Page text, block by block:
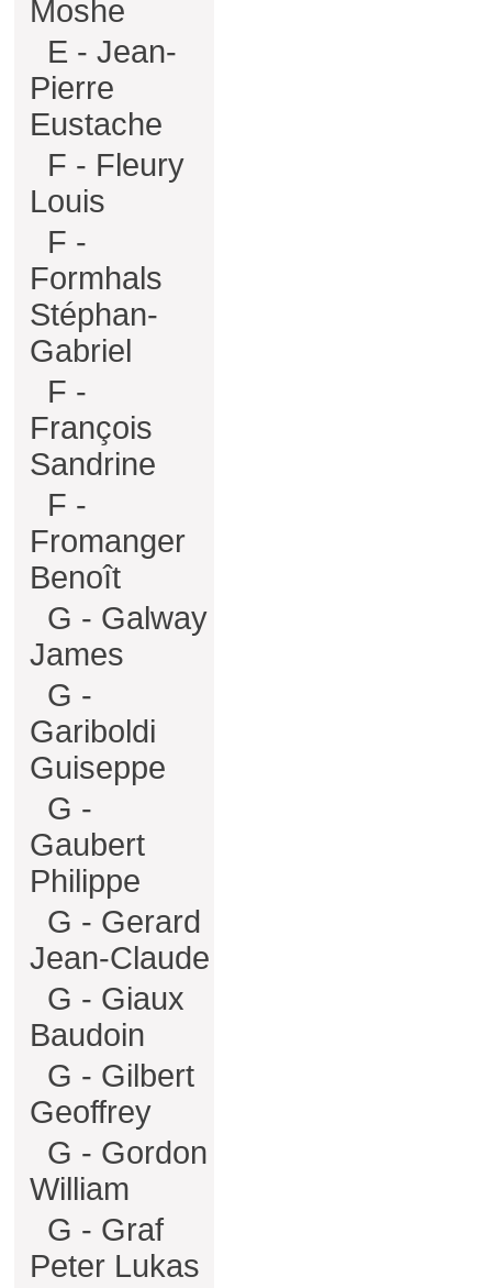
Moshe
E - Jean-
Pierre
Eustache
F - Fleury
Louis
F -
Formhals
Stéphan-
Gabriel
F -
François
Sandrine
F -
Fromanger
Benoît
G - Galway
James
G -
Gariboldi
Guiseppe
G -
Gaubert
Philippe
G - Gerard
Jean-Claude
G - Giaux
Baudoin
G - Gilbert
Geoffrey
G - Gordon
William
G - Graf
Peter Lukas